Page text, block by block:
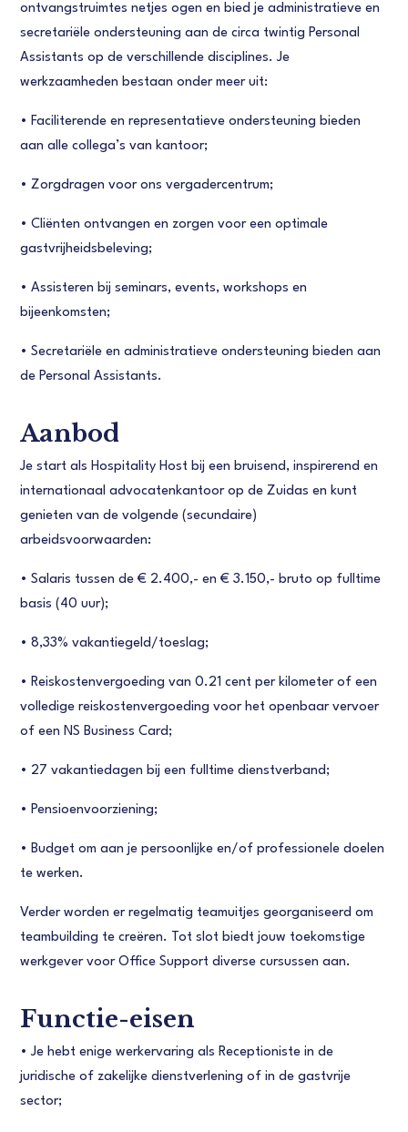
ontvangstruimtes netjes ogen en bied je administratieve en
secretariële ondersteuning aan de circa twintig Personal
Assistants op de verschillende disciplines. Je
werkzaamheden bestaan onder meer uit:
• Faciliterende en representatieve ondersteuning bieden
aan alle collega’s van kantoor;
• Zorgdragen voor ons vergadercentrum;
• Cliënten ontvangen en zorgen voor een optimale
gastvrijheidsbeleving;
• Assisteren bij seminars, events, workshops en
bijeenkomsten;
• Secretariële en administratieve ondersteuning bieden aan
de Personal Assistants.
Aanbod
Je start als Hospitality Host bij een bruisend, inspirerend en
internationaal advocatenkantoor op de Zuidas en kunt
genieten van de volgende (secundaire)
arbeidsvoorwaarden:
• Salaris tussen de € 2.400,- en € 3.150,- bruto op fulltime
basis (40 uur);
• 8,33% vakantiegeld/toeslag;
• Reiskostenvergoeding van 0.21 cent per kilometer of een
volledige reiskostenvergoeding voor het openbaar vervoer
of een NS Business Card;
• 27 vakantiedagen bij een fulltime dienstverband;
• Pensioenvoorziening;
• Budget om aan je persoonlijke en/of professionele doelen
te werken.
Verder worden er regelmatig teamuitjes georganiseerd om
teambuilding te creëren. Tot slot biedt jouw toekomstige
werkgever voor Office Support diverse cursussen aan.
Functie-eisen
• Je hebt enige werkervaring als Receptioniste in de
juridische of zakelijke dienstverlening of in de gastvrije
sector;